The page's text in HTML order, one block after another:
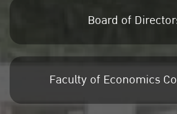
Board of
Faculty of Economics